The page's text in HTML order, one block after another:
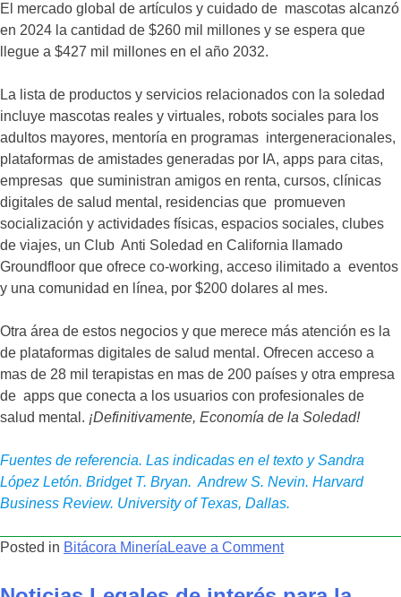
El mercado global de artículos y cuidado de mascotas alcanzó
en 2024 la cantidad de $260 mil millones y se espera que
llegue a $427 mil millones en el año 2032.
La lista de productos y servicios relacionados con la soledad
incluye mascotas reales y virtuales, robots sociales para los
adultos mayores, mentoría en programas intergeneracionales,
plataformas de amistades generadas por IA, apps para citas,
empresas que suministran amigos en renta, cursos, clínicas
digitales de salud mental, residencias que promueven
socialización y actividades físicas, espacios sociales, clubes
de viajes, un Club Anti Soledad en California llamado
Groundfloor que ofrece co-working, acceso ilimitado a eventos
y una comunidad en línea, por $200 dolares al mes.
Otra área de estos negocios y que merece más atención es la
de plataformas digitales de salud mental. Ofrecen acceso a
mas de 28 mil terapistas en mas de 200 países y otra empresa
de apps que conecta a los usuarios con profesionales de
salud mental. ¡Definitivamente, Economía de la Soledad!
Fuentes de referencia. Las indicadas en el texto y Sandra
López Letón. Bridget T. Bryan. Andrew S. Nevin. Harvard
Business Review. University of Texas, Dallas.
Posted in Bitácora Minería Leave a Commenton
el